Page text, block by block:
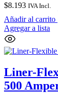
$8.193 IVA Incl.
Añadir al carrito
Agregar a lista
Liner-
500